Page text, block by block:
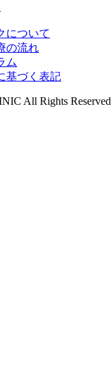
について
の流れ
ム
基づく表記
All Rights Reserved